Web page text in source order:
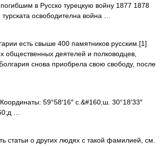
в Русско турецкую войну 1877 1878
освободителна война …
есть свыше 400 памятников русским.[1]
общественных деятелей и полководцев,
снова приобрела свою свободу, после
59°58′16″ с.&#160;ш. 30°18′33″
…
статьи о других людях с такой фамилией, см.